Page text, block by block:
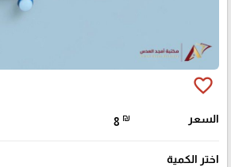
favorite_border
السعر 8 ₪
اختر الكمية